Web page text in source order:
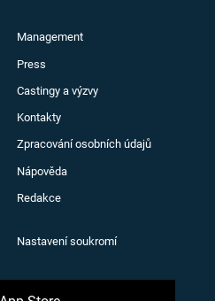
Management
Press
Castingy a výzvy
Kontakty
Zpracování osobních údajů
Nápověda
Redakce
Nastavení soukromí